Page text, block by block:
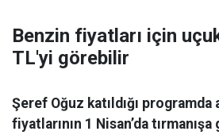
Benzin fiyatları için
TL'yi görebilir
Şeref Oğuz katıldığı programda
fiyatlarının 1 Nisan’da